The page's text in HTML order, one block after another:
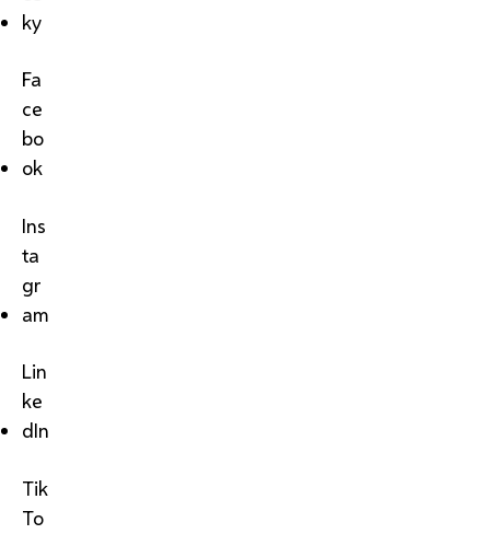
ky
Fa
ce
bo
ok
Ins
ta
gr
am
Lin
ke
dIn
Tik
To